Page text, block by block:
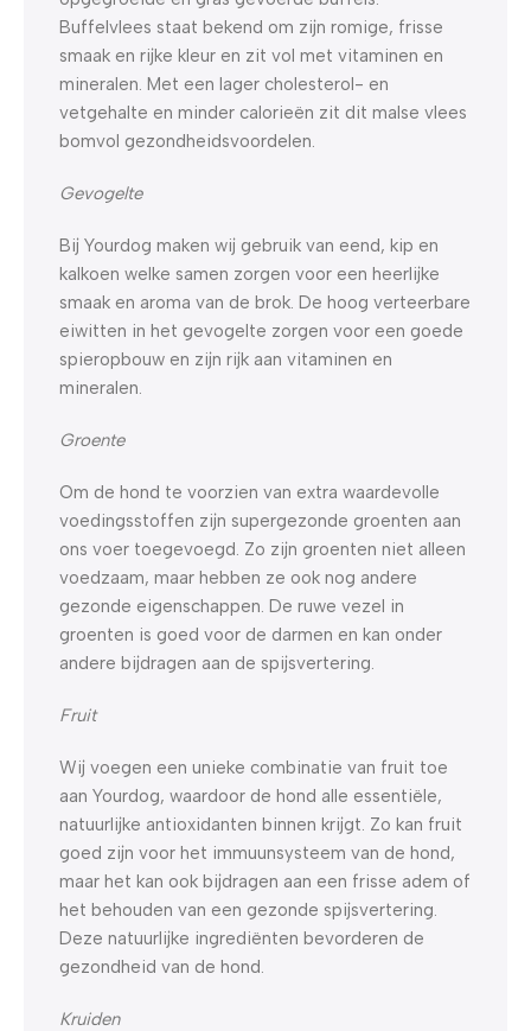
Buffelvlees staat bekend om zijn romige, frisse
smaak en rijke kleur en zit vol met vitaminen en
mineralen. Met een lager cholesterol- en
vetgehalte en minder calorieën zit dit malse vlees
bomvol gezondheidsvoordelen.
Gevogelte
Bij Yourdog maken wij gebruik van eend, kip en
kalkoen welke samen zorgen voor een heerlijke
smaak en aroma van de brok. De hoog verteerbare
eiwitten in het gevogelte zorgen voor een goede
spieropbouw en zijn rijk aan vitaminen en
mineralen.
Groente
Om de hond te voorzien van extra waardevolle
voedingsstoffen zijn supergezonde groenten aan
ons voer toegevoegd. Zo zijn groenten niet alleen
voedzaam, maar hebben ze ook nog andere
gezonde eigenschappen. De ruwe vezel in
groenten is goed voor de darmen en kan onder
andere bijdragen aan de spijsvertering.
Fruit
Wij voegen een unieke combinatie van fruit toe
aan Yourdog, waardoor de hond alle essentiële,
natuurlijke antioxidanten binnen krijgt. Zo kan fruit
goed zijn voor het immuunsysteem van de hond,
maar het kan ook bijdragen aan een frisse adem of
het behouden van een gezonde spijsvertering.
Deze natuurlijke ingrediënten bevorderen de
gezondheid van de hond.
Kruiden